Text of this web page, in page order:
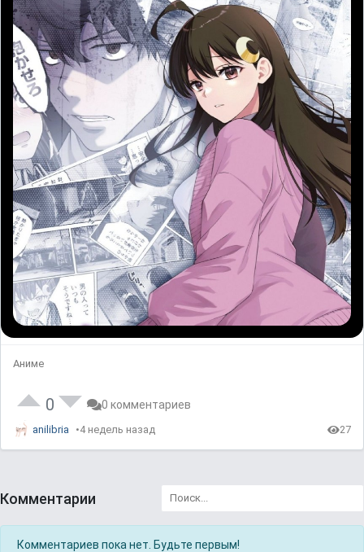
Аниме
0 0 комментариев
anilibria 4 недель назад 27
Комментарии
Комментариев пока нет. Будьте первым!